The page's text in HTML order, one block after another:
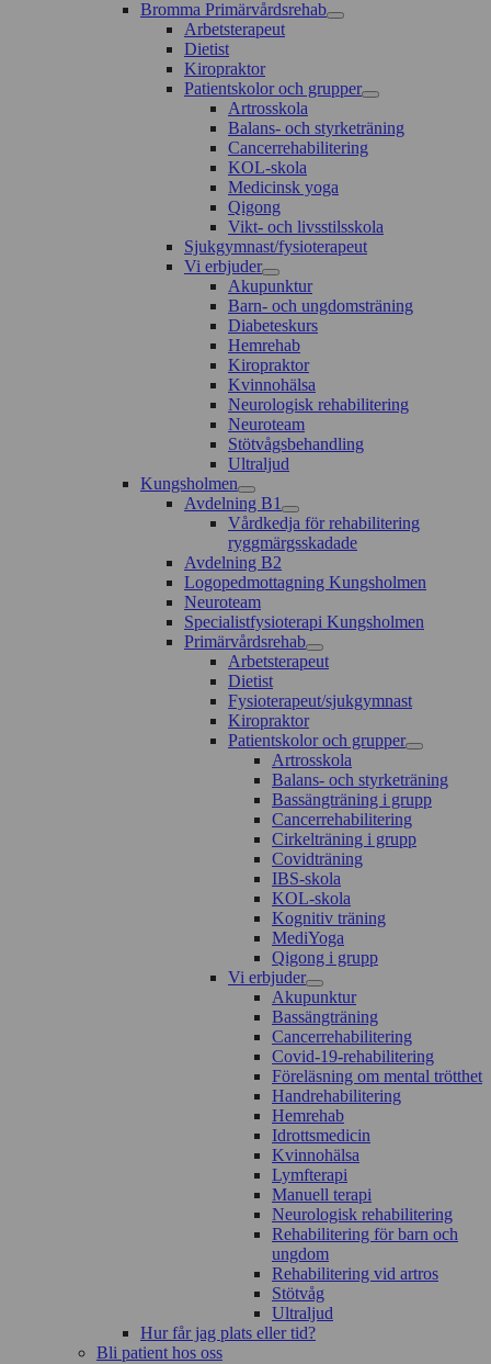
Bromma Primärvårdsrehab
Arbetsterapeut
Dietist
Kiropraktor
Patientskolor och grupper
Artrosskola
Balans- och styrketräning
Cancerrehabilitering
KOL-skola
Medicinsk yoga
Qigong
Vikt- och livsstilsskola
Sjukgymnast/fysioterapeut
Vi erbjuder
Akupunktur
Barn- och ungdomsträning
Diabeteskurs
Hemrehab
Kiropraktor
Kvinnohälsa
Neurologisk rehabilitering
Neuroteam
Stötvågsbehandling
Ultraljud
Kungsholmen
Avdelning B1
Vårdkedja för rehabilitering
ryggmärgsskadade
Avdelning B2
Logopedmottagning Kungsholmen
Neuroteam
Specialistfysioterapi Kungsholmen
Primärvårdsrehab
Arbetsterapeut
Dietist
Fysioterapeut/sjukgymnast
Kiropraktor
Patientskolor och grupper
Artrosskola
Balans- och styrketräning
Bassängträning i grupp
Cancerrehabilitering
Cirkelträning i grupp
Covidträning
IBS-skola
KOL-skola
Kognitiv träning
MediYoga
Qigong i grupp
Vi erbjuder
Akupunktur
Bassängträning
Cancerrehabilitering
Covid-19-rehabilitering
Föreläsning om mental trötthet
Handrehabilitering
Hemrehab
Idrottsmedicin
Kvinnohälsa
Lymfterapi
Manuell terapi
Neurologisk rehabilitering
Rehabilitering för barn och
ungdom
Rehabilitering vid artros
Stötvåg
Ultraljud
Hur får jag plats eller tid?
Bli patient hos oss